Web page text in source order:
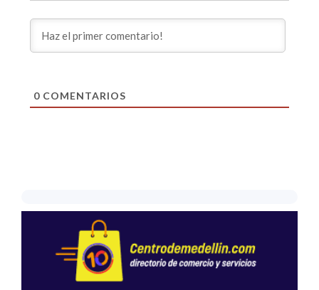
0COMENTARIOS